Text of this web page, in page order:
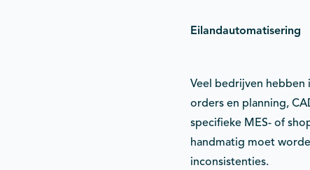
Eilandautomatisering
Veel bedrijven hebben
orders en planning,
specifieke MES- of
handmatig moet
inconsistenties.